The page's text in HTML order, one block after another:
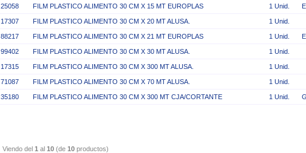
25058 FILM PLASTICO ALIMENTO 30 CM X 15 MT EUROPLAS 1 Unid.
17307 FILM PLASTICO ALIMENTO 30 CM X 20 MT ALUSA. 1 Unid.
88217 FILM PLASTICO ALIMENTO 30 CM X 21 MT EUROPLAS 1 Unid.
99402 FILM PLASTICO ALIMENTO 30 CM X 30 MT ALUSA. 1 Unid.
17315 FILM PLASTICO ALIMENTO 30 CM X 300 MT ALUSA. 1 Unid.
71087 FILM PLASTICO ALIMENTO 30 CM X 70 MT ALUSA. 1 Unid.
35180 FILM PLASTICO ALIMENTO 30 CM X 300 MT CJA/CORTANTE 1 Unid.
Viendo del 1 al 10 (de 10 productos)